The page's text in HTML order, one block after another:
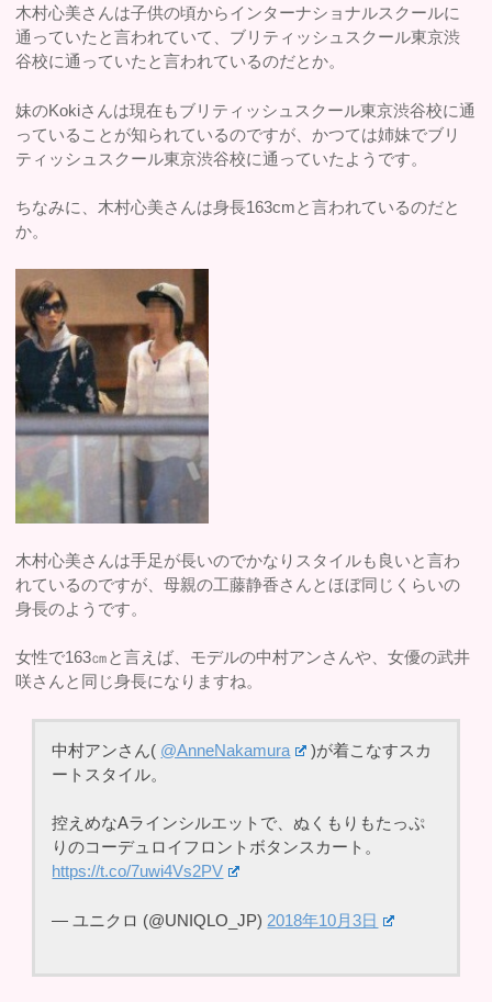
木村心美さんは子供の頃からインターナショナルスクールに
通っていたと言われていて、ブリティッシュスクール東京渋
谷校に通っていたと言われているのだとか。
妹のKokiさんは現在もブリティッシュスクール東京渋谷校に通
っていることが知られているのですが、かつては姉妹でブリ
ティッシュスクール東京渋谷校に通っていたようです。
ちなみに、木村心美さんは身長163cmと言われているのだと
か。
木村心美さんは手足が長いのでかなりスタイルも良いと言わ
れているのですが、母親の工藤静香さんとほぼ同じくらいの
身長のようです。
女性で163㎝と言えば、モデルの中村アンさんや、女優の武井
咲さんと同じ身長になりますね。
中村アンさん( @AnneNakamura
)が着こなすスカ
ートスタイル。
控えめなAラインシルエットで、ぬくもりもたっぷ
りのコーデュロイフロントボタンスカート。
https://t.co/7uwi4Vs2PV
— ユニクロ (@UNIQLO_JP) 2018年10月3日